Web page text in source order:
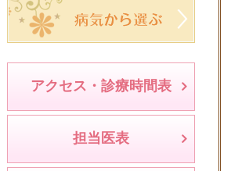
アクセス・診療時間表
担当医表